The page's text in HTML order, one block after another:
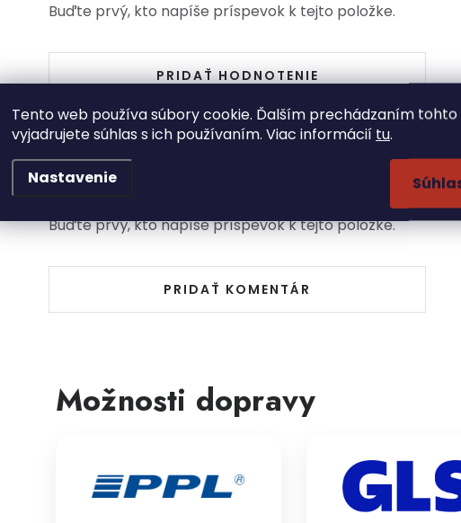
Tento web používa súbory cookie. Ďalším prechádzaním tohto
vyjadrujete súhlas s ich používaním. Viac informácií tu.
Nastavenie
Buďte prvý, kto napíše príspevok k tejto položke.
PRIDAŤ HODNOTENIE
Buďte prvý, kto napíše príspevok k tejto položke.
PRIDAŤ KOMENTÁR
Možnosti dopravy